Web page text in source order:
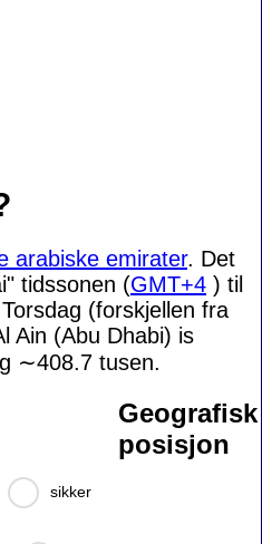
arabiske emirater. Det
tidssonen (GMT+4 ) til
(forskjellen fra
Ain (Abu Dhabi) is
∼408.7 tusen.
sikker
Geografisk
posisjon